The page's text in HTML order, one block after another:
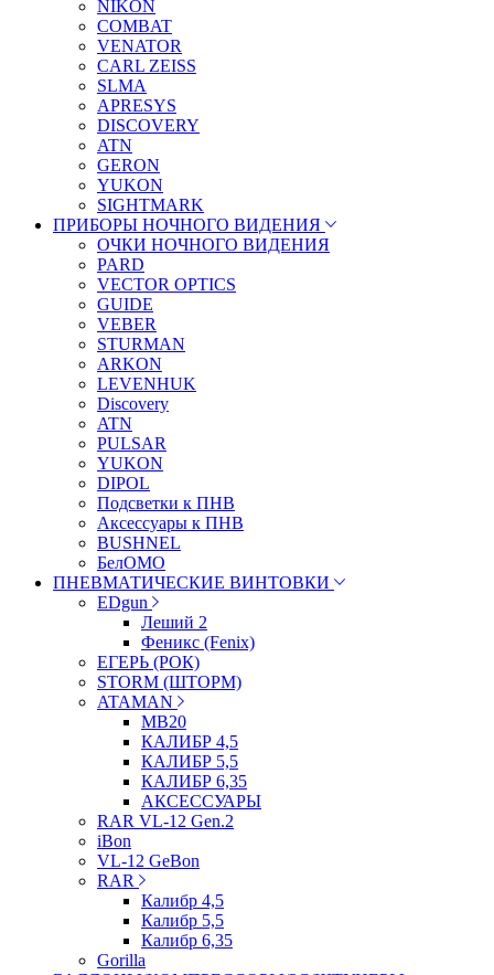
NIKON
COMBAT
VENATOR
CARL ZEISS
SLMA
APRESYS
DISCOVERY
ATN
GERON
YUKON
SIGHTMARK
ПРИБОРЫ НОЧНОГО ВИДЕНИЯ
ОЧКИ НОЧНОГО ВИДЕНИЯ
PARD
VECTOR OPTICS
GUIDE
VEBER
STURMAN
ARKON
LEVENHUK
Discovery
ATN
PULSAR
YUKON
DIPOL
Подсветки к ПНВ
Аксессуары к ПНВ
BUSHNEL
БелОМО
ПНЕВМАТИЧЕСКИЕ ВИНТОВКИ
EDgun
Леший 2
Феникс (Fenix)
ЕГЕРЬ (РОК)
STORM (ШТОРМ)
ATAMAN
МВ20
КАЛИБР 4,5
КАЛИБР 5,5
КАЛИБР 6,35
АКСЕССУАРЫ
RAR VL-12 Gen.2
iBon
VL-12 GeBon
RAR
Калибр 4,5
Калибр 5,5
Калибр 6,35
Gorilla